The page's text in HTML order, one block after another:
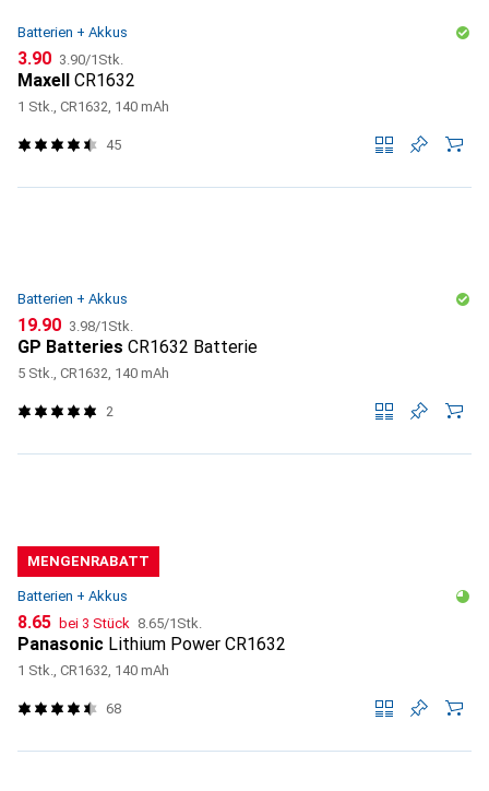
Batterien + Akkus
CHF
3.90 CHF
3.90/1Stk.
Maxell CR1632
1 Stk., CR1632, 140 mAh
45
Batterien + Akkus
CHF
19.90 CHF
3.98/1Stk.
GP Batteries CR1632 Batterie
5 Stk., CR1632, 140 mAh
2
MENGENRABATT
Batterien + Akkus
CHF
8.65 bei 3 Stück CHF
8.65/1Stk.
Panasonic Lithium Power CR1632
1 Stk., CR1632, 140 mAh
68